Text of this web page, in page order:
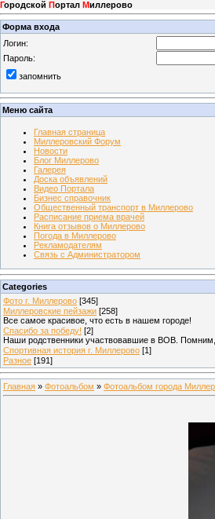
Городской Портал Миллерово
Форма входа
Логин:
Пароль:
запомнить
Меню сайта
Главная страница
Миллеровский Форум
Новости
Блог Миллерово
Галерея
Доска объявлений
Видео Портала
Бизнес справочник
Общественный транспорт в Миллерово
Расписание приема врачей
Книга отзывов о Миллерово
Погода в Миллерово
Рекламодателям
Связь с Администратором
Categories
Фото г. Миллерово [345]
Миллеровские пейзажи [258]
Все самое красивое, что есть в нашем городе!
Спасибо за победу! [2]
Наши родственники участвовавшие в ВОВ.
Спортивная история г. Миллерово [1]
Разное [191]
Главная » Фотоальбом » Фотоальбом города